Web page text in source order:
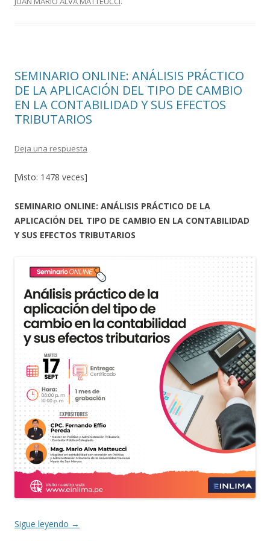
SEMINARIO ONLINE: ANÁLISIS PRÁCTICO
DE LA APLICACIÓN DEL TIPO DE CAMBIO
EN LA CONTABILIDAD Y SUS EFECTOS
TRIBUTARIOS
Deja una respuesta
[Visto: 1478 veces]
SEMINARIO ONLINE: ANÁLISIS PRÁCTICO DE LA
APLICACIÓN DEL TIPO DE CAMBIO EN LA CONTABILIDAD
Y SUS EFECTOS TRIBUTARIOS
Sigue leyendo →